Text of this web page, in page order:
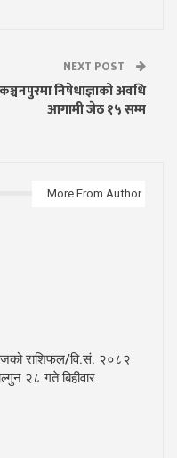
NEXT POST
कञ्चनपुरमा निषेधाज्ञाको अवधि
आगामी जेठ १५ सम्म
More From Author
राशिफल/वि.सं. २०८२
२८ गते बिहीवार